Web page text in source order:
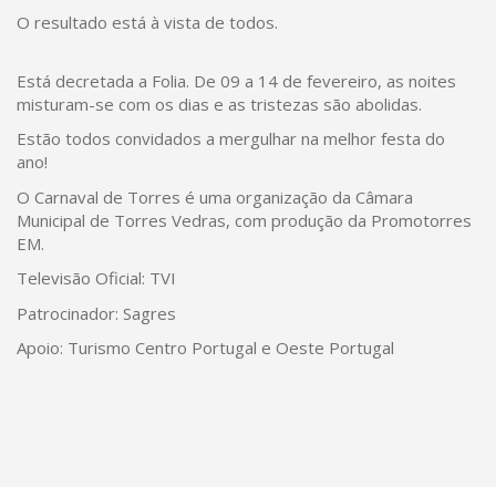
O resultado está à vista de todos.
Está decretada a Folia. De 09 a 14 de fevereiro, as noites
misturam-se com os dias e as tristezas são abolidas.
Estão todos convidados a mergulhar na melhor festa do
ano!
O Carnaval de Torres é uma organização da Câmara
Municipal de Torres Vedras, com produção da Promotorres
EM.
Televisão Oficial: TVI
Patrocinador: Sagres
Apoio: Turismo Centro Portugal e Oeste Portugal